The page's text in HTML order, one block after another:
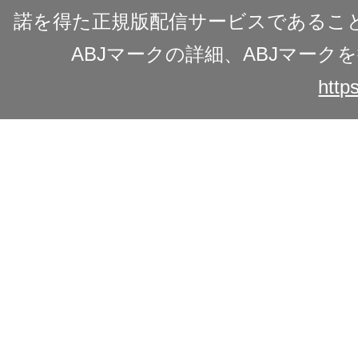
諾を得た正規版配信サービスであるこ
ABJマークの詳細、ABJマーク